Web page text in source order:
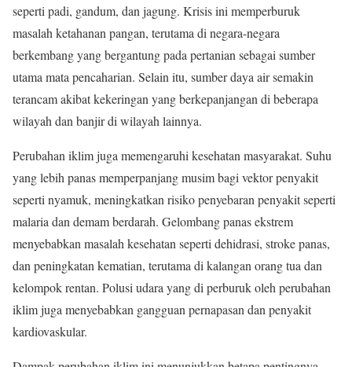
seperti padi, gandum, dan jagung. Krisis ini memperburuk
masalah ketahanan pangan, terutama di negara-negara
berkembang yang bergantung pada pertanian sebagai sumber
utama mata pencaharian. Selain itu, sumber daya air semakin
terancam akibat kekeringan yang berkepanjangan di beberapa
wilayah dan banjir di wilayah lainnya.
Perubahan iklim juga memengaruhi kesehatan masyarakat. Suhu
yang lebih panas memperpanjang musim bagi vektor penyakit
seperti nyamuk, meningkatkan risiko penyebaran penyakit seperti
malaria dan demam berdarah. Gelombang panas ekstrem
menyebabkan masalah kesehatan seperti dehidrasi, stroke panas,
dan peningkatan kematian, terutama di kalangan orang tua dan
kelompok rentan. Polusi udara yang di perburuk oleh perubahan
iklim juga menyebabkan gangguan pernapasan dan penyakit
kardiovaskular.